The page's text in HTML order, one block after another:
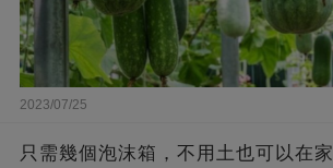
2023/07/25
只需幾個泡沫箱，不用土也可以在